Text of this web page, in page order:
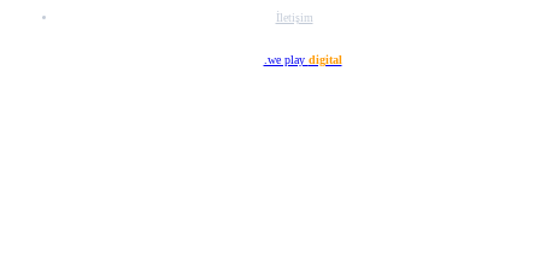
İletişim
.we play digital